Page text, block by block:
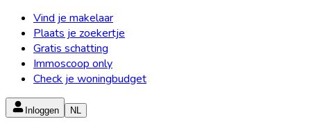
Vind je makelaar
Plaats je zoekertje
Gratis schatting
Immoscoop only
Check je woningbudget
Inloggen NL